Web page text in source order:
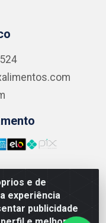
e de
experiência
publicidade
ALIMENTICIOS
CIRCULAR/RJ -
03